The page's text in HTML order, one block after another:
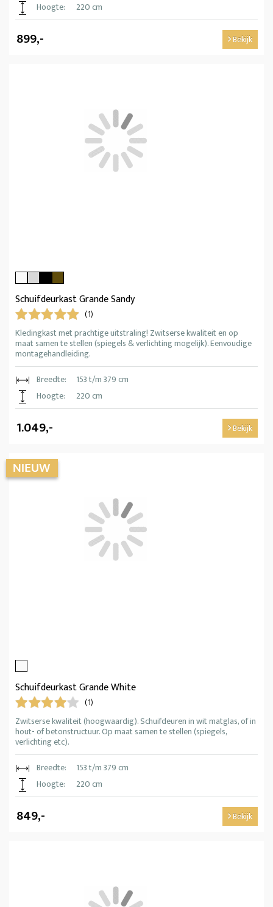
Hoogte: 220 cm
899,- Bekijk
Schuifdeurkast Grande Sandy
(1)
Kledingkast met prachtige uitstraling! Zwitserse kwaliteit en op
maat samen te stellen (spiegels & verlichting mogelijk). Eenvoudige
montagehandleiding.
Breedte:
153 t/m 379 cm
Hoogte:
220 cm
1.049,- Bekijk
Schuifdeurkast Grande White
(1)
Zwitserse kwaliteit (hoogwaardig). Schuifdeuren in wit matglas, of in
hout- of betonstructuur. Op maat samen te stellen (spiegels,
verlichting etc).
Breedte:
153 t/m 379 cm
Hoogte:
220 cm
849,- Bekijk